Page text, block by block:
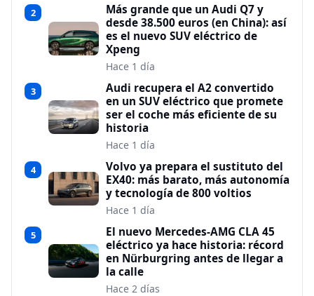
2
Más grande que un Audi Q7 y
desde 38.500 euros (en China): así
es el nuevo SUV eléctrico de
Xpeng
Hace 1 día
3
Audi recupera el A2 convertido
en un SUV eléctrico que promete
ser el coche más eficiente de su
historia
Hace 1 día
4
Volvo ya prepara el sustituto del
EX40: más barato, más autonomía
y tecnología de 800 voltios
Hace 1 día
5
El nuevo Mercedes-AMG CLA 45
eléctrico ya hace historia: récord
en Nürburgring antes de llegar a
la calle
Hace 2 días